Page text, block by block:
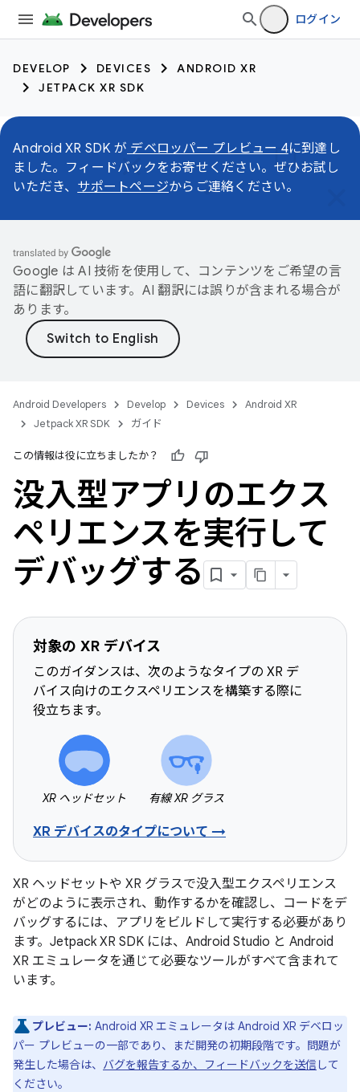
ログイン
DEVELOP DEVICES
ANDROID XR
JETPACK XR SDK
Android XR SDK が デベロッパー プレビュー 4に到達し
ました。フィードバックをお寄せください。ぜひお試し
いただき、 サポートページからご連絡ください。
Google は AI 技術を使用して、コンテンツをご希望の言
語に翻訳しています。AI 翻訳には誤りが含まれる場合が
あります。
Android Developers Develop Devices
Android XR
Jetpack XR SDK
ガイド
この情報は役に立ちましたか？
没入型アプリのエクス
ペリエンスを実行して
デバッグする
対象の XR デバイス
このガイダンスは、次のようなタイプの XR デ
バイス向けのエクスペリエンスを構築する際に
役立ちます。
XR ヘッドセット 有線 XR グラス
XR デバイスのタイプについて →
XR ヘッドセットや XR グラスで没入型エクスペリエンス
がどのように表示され、動作するかを確認し、コードをデ
バッグするには、アプリをビルドして実行する必要があり
ます。Jetpack XR SDK には、Android Studio と Android
XR エミュレータを通じて必要なツールがすべて含まれて
います。
プレビュー: Android XR エミュレータは Android XR デベロッ
パー プレビューの一部であり、まだ開発の初期段階です。問題が
発生した場合は、 バグを報告するか、フィードバックを送信 して
ください。